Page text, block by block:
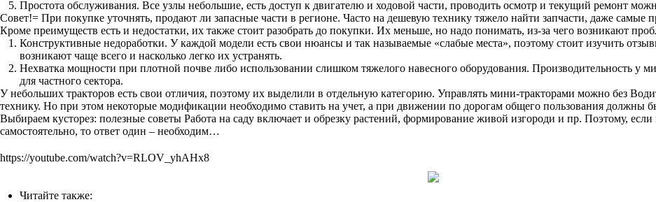
Простота обслуживания. Все узлы небольшие, есть доступ к двигателю и ходовой части, проводить осмотр и текущий ремонт
Совет!= При покупке уточнять, продают ли запасные части в регионе. Часто на дешевую технику тяжело найти запчасти, даже самые
Кроме преимуществ есть и недостатки, их также стоит разобрать до покупки. Их меньше, но надо понимать, из-за чего возникают
Конструктивные недоработки. У каждой модели есть свои нюансы и так называемые «слабые места», поэтому стоит изучить
возникают чаще всего и насколько легко их устранять.
Нехватка мощности при плотной почве либо использовании слишком тяжелого навесного оборудования. Производительность у
для частного сектора.
У небольших тракторов есть свои отличия, поэтому их выделили в отдельную категорию. Управлять мини-тракторами можно без
технику. Но при этом некоторые модификации необходимо ставить на учет, а при движении по дорогам общего пользования должны
Выбираем кусторез: полезные советы Работа на саду включает и обрезку растений, формирование живой изгороди и пр. Поэтому,
самостоятельно, то ответ один – необходим…
https://youtube.com/watch?v=RLOV_yhAHx8
Читайте также: